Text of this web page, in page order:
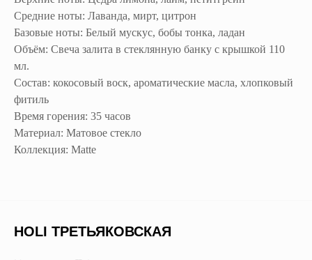
Средние ноты: Лаванда, мирт, цитрон
Базовые ноты: Белый мускус, бобы тонка, ладан
Объём: Свеча залита в стеклянную банку с крышкой 110
мл.
Состав: кокосовый воск, ароматические масла, хлопковый
фитиль
Время горения: 35 часов
Материал: Матовое стекло
Коллекция: Matte
HOLI ТРЕТЬЯКОВСКАЯ